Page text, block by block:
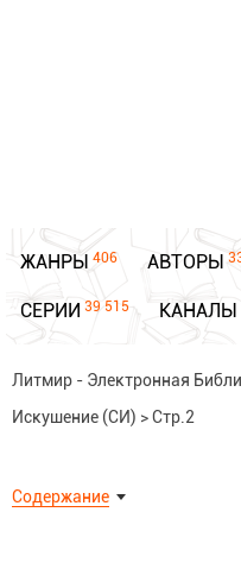
ЖАНРЫ 406 АВТОРЫ
СЕРИИ 39 515 КАНАЛЫ
Литмир - Электронная
Искушение (СИ) >Стр.2
Содержание